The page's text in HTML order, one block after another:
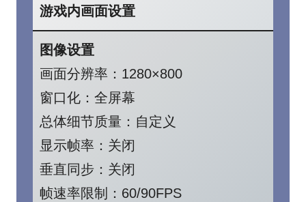
游戏内画面设置
图像设置
画面分辨率：1280×800
窗口化：全屏幕
总体细节质量：自定义
显示帧率：关闭
垂直同步：关闭
帧速率限制：60/90FPS